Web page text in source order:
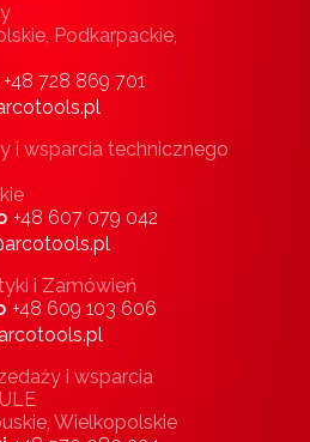
Podkarpackie,
+48 728 869 701
i wsparcia technicznego
+48 607 079 042
i Zamówień
+48 609 103 606
i wsparcia
Wielkopolskie